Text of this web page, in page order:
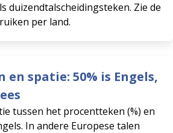
duizendtalscheidingsteken. Zie de
per land.
en spatie: 50% is Engels,
tussen het procentteken (%) en
In andere Europese talen